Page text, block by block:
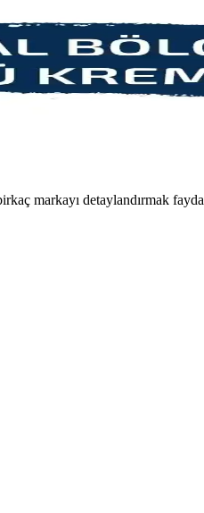
ürün seçimi ve düzenli
markayı detaylandırmak